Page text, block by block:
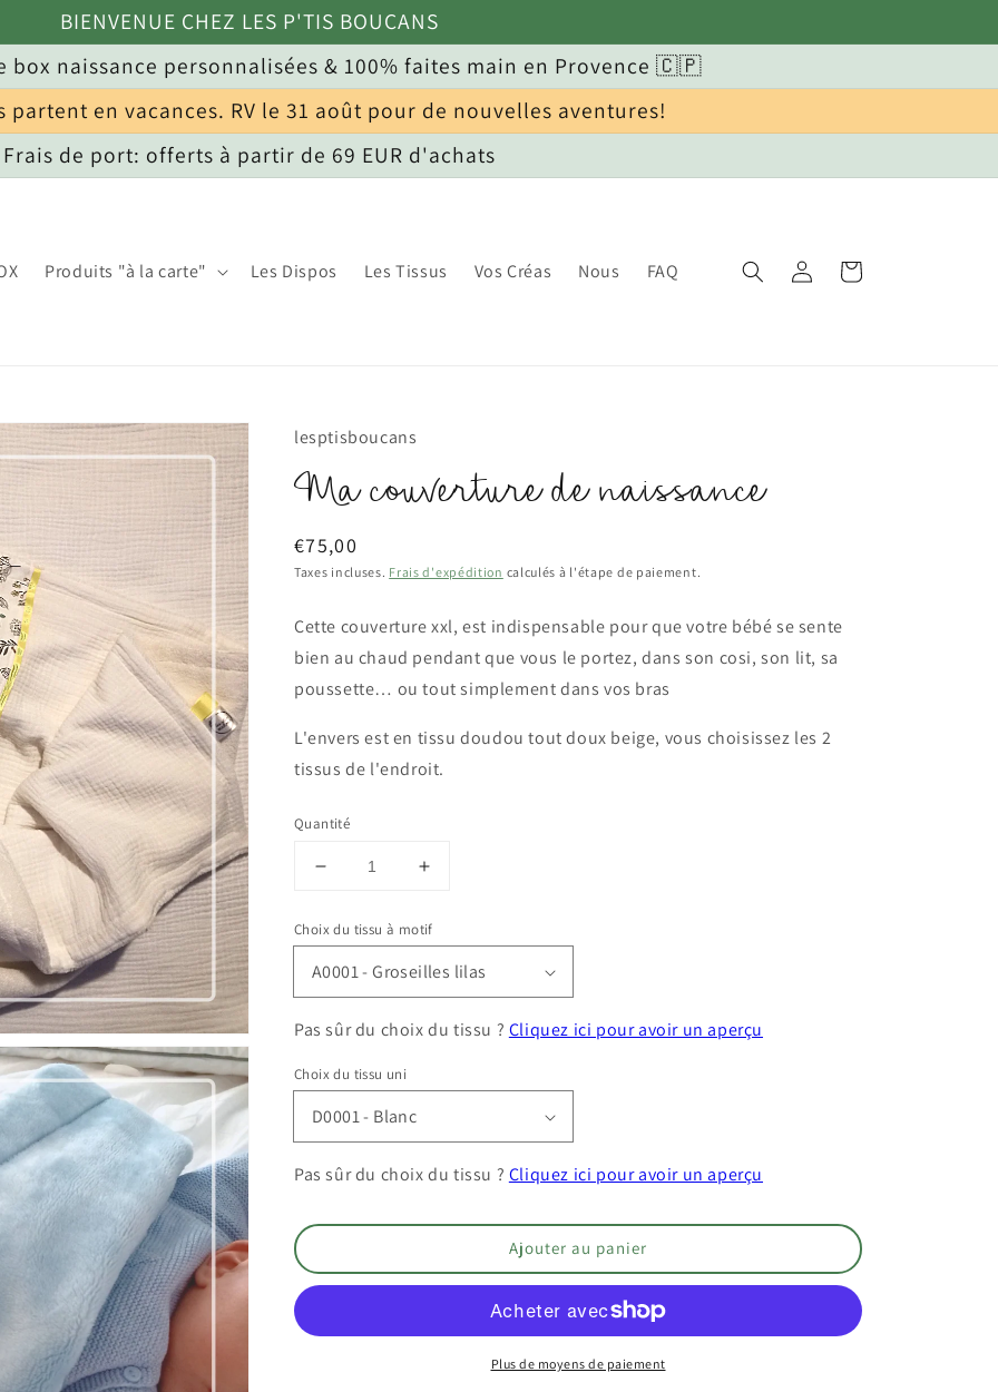
BIENVENUE CHEZ LES P'TIS BOUCANS
box naissance personnalisées & 100% faites main en Provence 🇨🇵
partent en vacances. RV le 31 août pour de nouvelles aventures!
Frais de port: offerts à partir de 69 EUR d'achats
Produits "à la carte" Les Dispos Les Tissus Vos Créas Nous FAQ ConnexionPanier
lesptisboucans
Ma couverture de naissance
Prix
habituel
€75,00
Taxes incluses. Frais d'expédition calculés à l'étape de paiement.
Cette couverture xxl, est indispensable pour que votre bébé se sente
bien au chaud pendant que vous le portez, dans son cosi, son lit, sa
poussette… ou tout simplement dans vos bras
L'envers est en tissu doudou tout doux beige, vous choisissez les 2
tissus de l'endroit.
Quantité
Réduire
quantité
de
Ma
couverture
naissance
Augmenter
quantité
de
Ma
couverture
naissance
Choix du tissu à motif
Pas sûr du choix du tissu ? Cliquez ici pour avoir un aperçu
Choix du tissu uni
Pas sûr du choix du tissu ? Cliquez ici pour avoir un aperçu
Ajouter au panier
Plus de moyens de paiement